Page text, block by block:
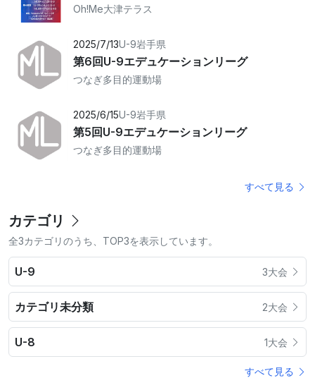
Oh!Me大津テラス
2025/7/13U-9岩手県
第6回U-9エデュケーションリーグ
つなぎ多目的運動場
2025/6/15U-9岩手県
第5回U-9エデュケーションリーグ
つなぎ多目的運動場
すべて見る
カテゴリ
全3カテゴリのうち、TOP3を表示しています。
U-9 3大会
カテゴリ未分類 2大会
U-8 1大会
すべて見る